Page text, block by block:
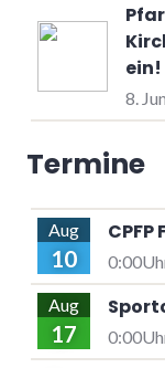
ein!
8.
Termine
Aug
10
Aug
17